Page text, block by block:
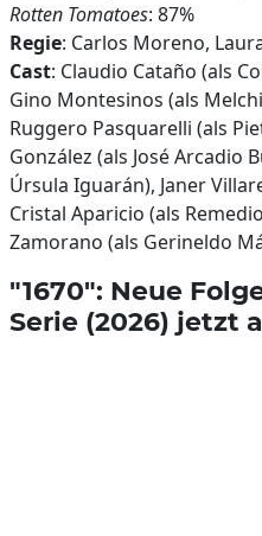
Rotten Tomatoes: 87%
Regie: Carlos Moreno,
Cast: Claudio Cataño (als
Gino Montesinos (als
Ruggero Pasquarelli (als
González (als José Arcadio
Úrsula Iguarán), Janer
Cristal Aparicio (als
Zamorano (als Gerineldo
"1670": Neue
Serie (2026) jetzt